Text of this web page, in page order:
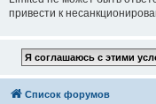
привести к
Список форумов